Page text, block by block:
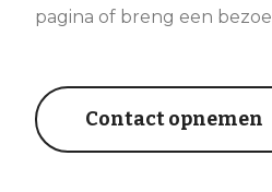
pagina of breng een
Contact opnemen